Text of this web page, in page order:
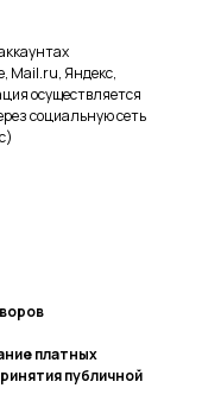
Mail.ru, Яндекс,
осуществляется
социальную сеть
платных
публичной